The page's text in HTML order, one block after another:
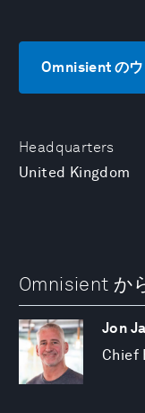
Headquarters
United Kingdom
Omnisient の
Omnisient か
Jon
Chief